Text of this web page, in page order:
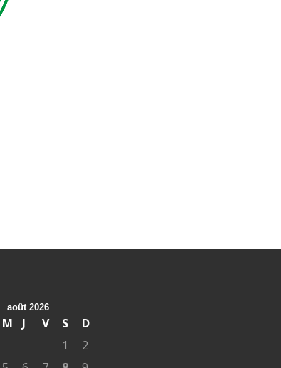
août 2026
M J V S
D
1
2